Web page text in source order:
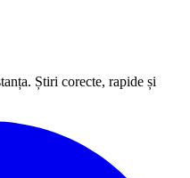
Știri corecte, rapide și